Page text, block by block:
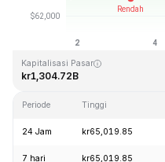
Terakhir Diperbarui: 2026-08-08,
kr126,080.00
Kapitalisasi Pasar
kr1,304.72B
Periode Tinggi
24 Jam kr65,019.85
7 hari kr65,019.85